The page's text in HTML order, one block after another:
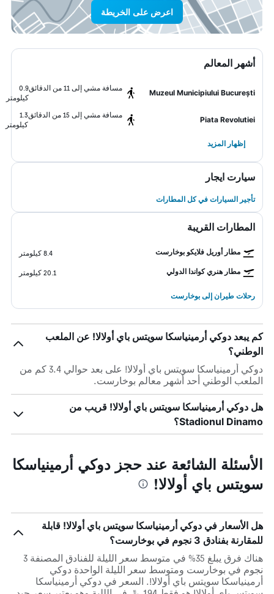
اعرض على الخريطة
أشهر المعالم
Muzeul Municipiului București
مسافة مشي إلى 11 من الدقائق
0.9
كيلومتر
Piata Revolutiei
مسافة مشي إلى 15 من الدقائق
1.3
كيلومتر
إظهار المزيد
سيارت ايجار
تأجير السيارات في كل المطارات
المطارات القريبة
مطار أوريل فلايكو بوخارست
8.4 كيلومتر
مطار هنري كواندا الدولي
20.1 كيلومتر
رحلات طيران إلى بوخارست
كم يبعد دوكي أرمينياسكا سويتس باي أولالا! عن الملعب
الوطني؟
دوكي أرمينياسكا سويتس باي أولالا! على بعد حوالي 3.4 كم من
الملعب الوطني أحد أشهر معالم بوخارست.
هل دوكي أرمينياسكا سويتس باي أولالا! قريب من
Stadionul Dinamo؟
الأسئلة الشائعة عند حجز دوكي أرمينياسكا
سويتس باي أولالا!
هل الأسعار في دوكي أرمينياسكا سويتس باي أولالا! قابلة
للمقارنة بفنادق 3 نجوم في بوخارست؟
هناك فرق يبلغ 35% في متوسط ​​سعر الليلة للفنادق المصنفة 3
نجوم في بوخارست ومتوسط ​​سعر الليلة الواحدة دوكي
أرمينياسكا سويتس باي أولالا!. السعر في دوكي أرمينياسكا